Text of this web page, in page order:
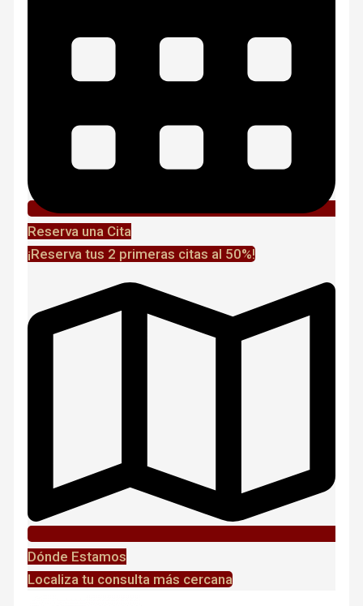
Reserva una Cita
¡Reserva tus 2 primeras citas al 50%!
Dónde Estamos
Localiza tu consulta más cercana